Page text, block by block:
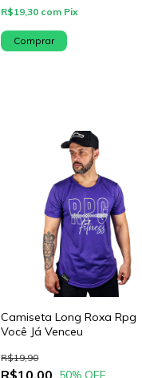
R$19,30 com Pix
Comprar
Camiseta Long Roxa Rpg
Você Já Venceu
R$10,00
R$19,90
50% OFF